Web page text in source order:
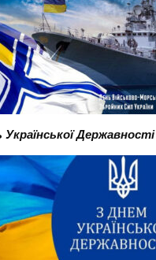
Державності